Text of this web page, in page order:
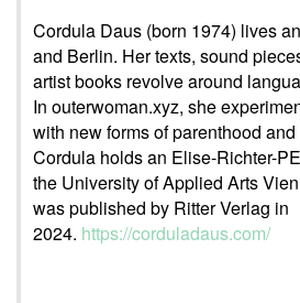
Cordula Daus (born 1974) lives
and Berlin. Her texts, sound
artist books revolve around
In outerwoman.xyz, she
with new forms of parenthood
Cordula holds an Elise-Richter-
the University of Applied Arts
was published by Ritter Verlag in
2024. https://corduladaus.com/